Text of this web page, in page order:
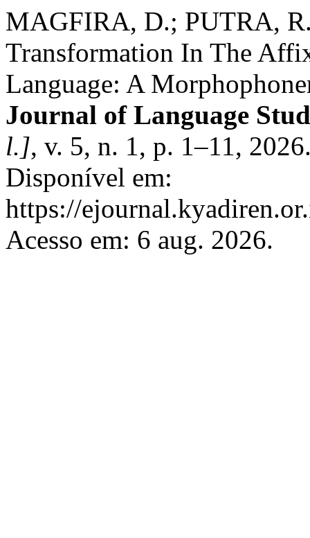
MAGFIRA, D.; PUTRA,
Transformation In The
Language: A
Journal of Language
l.], v. 5, n. 1, p. 1–11,
Disponível em:
https://
Acesso em: 6 aug. 2026.